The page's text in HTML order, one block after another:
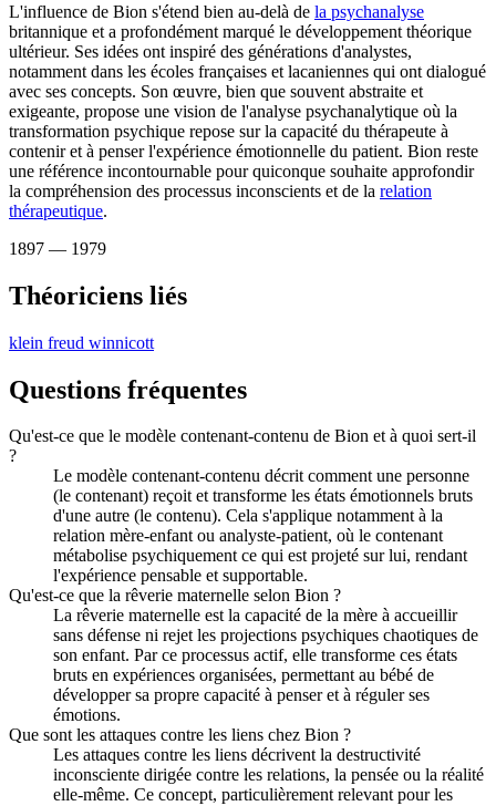
L'influence de Bion s'étend bien au-delà de la psychanalyse
britannique et a profondément marqué le développement théorique
ultérieur. Ses idées ont inspiré des générations d'analystes,
notamment dans les écoles françaises et lacaniennes qui ont dialogué
avec ses concepts. Son œuvre, bien que souvent abstraite et
exigeante, propose une vision de l'analyse psychanalytique où la
transformation psychique repose sur la capacité du thérapeute à
contenir et à penser l'expérience émotionnelle du patient. Bion reste
une référence incontournable pour quiconque souhaite approfondir
la compréhension des processus inconscients et de la relation
thérapeutique.
1897 — 1979
Théoriciens liés
klein freud winnicott
Questions fréquentes
Qu'est-ce que le modèle contenant-contenu de Bion et à quoi sert-il
?
Le modèle contenant-contenu décrit comment une personne
(le contenant) reçoit et transforme les états émotionnels bruts
d'une autre (le contenu). Cela s'applique notamment à la
relation mère-enfant ou analyste-patient, où le contenant
métabolise psychiquement ce qui est projeté sur lui, rendant
l'expérience pensable et supportable.
Qu'est-ce que la rêverie maternelle selon Bion ?
La rêverie maternelle est la capacité de la mère à accueillir
sans défense ni rejet les projections psychiques chaotiques de
son enfant. Par ce processus actif, elle transforme ces états
bruts en expériences organisées, permettant au bébé de
développer sa propre capacité à penser et à réguler ses
émotions.
Que sont les attaques contre les liens chez Bion ?
Les attaques contre les liens décrivent la destructivité
inconsciente dirigée contre les relations, la pensée ou la réalité
elle-même. Ce concept, particulièrement relevant pour les